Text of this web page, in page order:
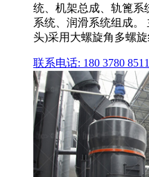
统、机架总成、轨篦系
系统、润滑系统组成。
头)采用大螺旋角多螺
联系电话: 180 3780 8511